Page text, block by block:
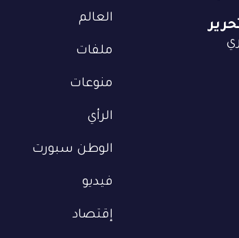
العالم
ملفات
منوعات
الرأي
الوطن سبورت
فيديو
إقتصاد